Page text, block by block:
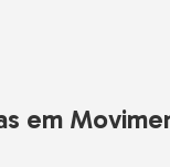
em